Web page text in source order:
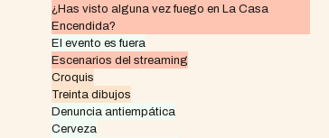
¿Has visto alguna vez fuego en La Casa
Encendida?
El evento es fuera
Escenarios del streaming
Croquis
Treinta dibujos
Denuncia antiempática
Cerveza